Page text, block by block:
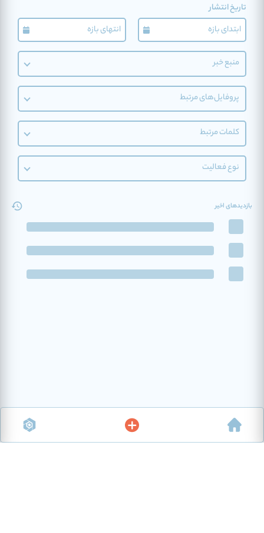
تاریخ انتشار
منبع خبر
پروفایل‌های مرتبط
کلمات مرتبط
نوع فعالیت
بازدیدهای اخیر